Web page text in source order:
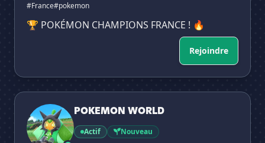
#France#pokemon
🏆 POKÉMON CHAMPIONS FRANCE ! 🔥
Rejoindre
POKEMON WORLD
POKEMON WORLD
Actif Nouveau